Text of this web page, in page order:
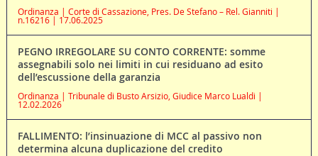
Ordinanza | Corte di Cassazione, Pres. De Stefano – Rel. Gianniti |
n.16216 | 17.06.2025
PEGNO IRREGOLARE SU CONTO CORRENTE: somme
assegnabili solo nei limiti in cui residuano ad esito
dell’escussione della garanzia
Ordinanza | Tribunale di Busto Arsizio, Giudice Marco Lualdi |
12.02.2026
FALLIMENTO: l’insinuazione di MCC al passivo non
determina alcuna duplicazione del credito